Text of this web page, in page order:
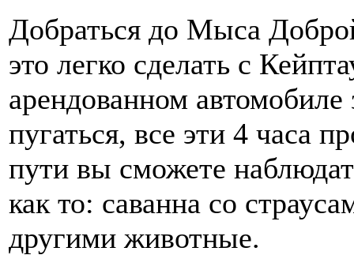
Добраться до Мыса
это легко сделать с
арендованном
пугаться, все эти 4 часа
пути вы сможете
как то: саванна со
другими животные.